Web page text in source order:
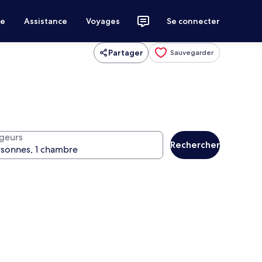
Assistance Voyages Se connecter
Partager Sauvegarder
Rechercher